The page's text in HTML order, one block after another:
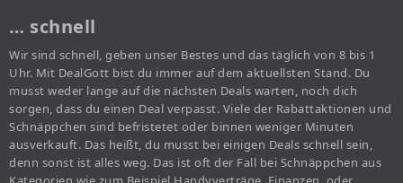
… schnell
Wir sind schnell, geben unser Bestes und das täglich von 8 bis 1
Uhr. Mit DealGott bist du immer auf dem aktuellsten Stand. Du
musst weder lange auf die nächsten Deals warten, noch dich
sorgen, dass du einen Deal verpasst. Viele der Rabattaktionen und
Schnäppchen sind befristetet oder binnen weniger Minuten
ausverkauft. Das heißt, du musst bei einigen Deals schnell sein,
denn sonst ist alles weg. Das ist oft der Fall bei Schnäppchen aus